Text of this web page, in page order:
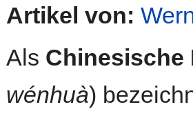
Artikel von:
Als Chinesische
wénhuà)